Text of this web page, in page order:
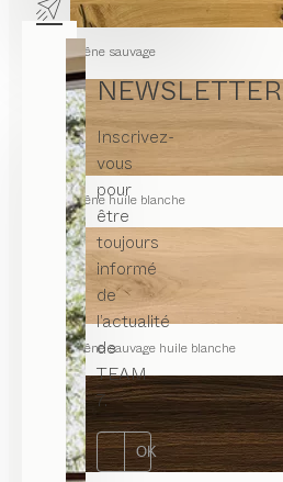
NEWSLETTER
Inscrivez-
vous
pour
être
toujours
informé
de
l’actualité
de
TEAM
7.
OK
chêne sauvage
chêne huile blanche
chêne sauvage huile blanche